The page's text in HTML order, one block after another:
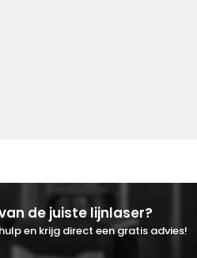
de juiste lijnlaser?
en krijg direct een gratis advies!